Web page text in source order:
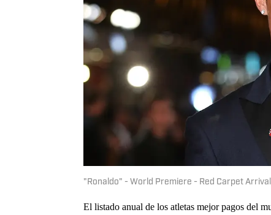
"Ronaldo" - World Premiere - Red Carpet
El listado anual de los atletas mejor pagos del